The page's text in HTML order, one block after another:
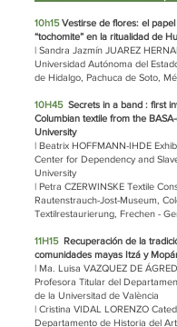
10h15 Vestirse de flores: el
“tochomite” en la ritualidad de
| Sandra Jazmín JUAREZ
Universidad Autónoma del
de Hidalgo, Pachuca de Soto,
10H45 Secrets in a band : first
Columbian textile from the
University
| Beatrix HOFFMANN-IHDE
Center for Dependency and
University
| Petra CZERWINSKE Textile
Rautenstrauch-Jost-Museum,
Textilrestaurierung, Frechen -
11H15 Recuperación de la
comunidades mayas Itzá y
| Ma. Luisa VAZQUEZ DE
Profesora Titular del
de la Universitad de València
| Cristina VIDAL LORENZO
Departamento de Historia del